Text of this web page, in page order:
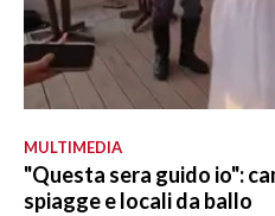
MULTIMEDIA
"Questa sera guido io":
spiagge e locali da ballo